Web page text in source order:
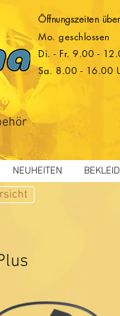
Öffnungszeiten
Mo. geschlossen
Di. - Fr. 9.00 -
Sa. 8.00 - 16.00
NEUHEITEN